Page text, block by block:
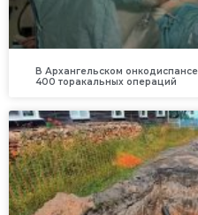
В Архангельском
400 торакальных операций